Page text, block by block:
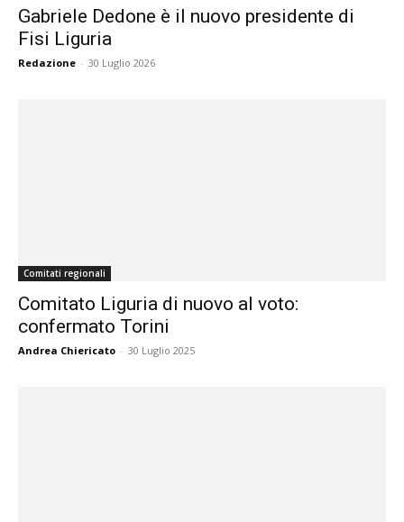
Gabriele Dedone è il nuovo presidente di
Fisi Liguria
Redazione - 30 Luglio 2026
Comitati regionali
Comitato Liguria di nuovo al voto:
confermato Torini
Andrea Chiericato - 30 Luglio 2025